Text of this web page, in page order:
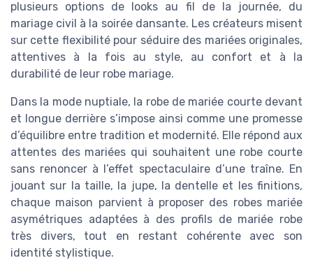
plusieurs options de looks au fil de la journée, du
mariage civil à la soirée dansante. Les créateurs misent
sur cette flexibilité pour séduire des mariées originales,
attentives à la fois au style, au confort et à la
durabilité de leur robe mariage.
Dans la mode nuptiale, la robe de mariée courte devant
et longue derrière s’impose ainsi comme une promesse
d’équilibre entre tradition et modernité. Elle répond aux
attentes des mariées qui souhaitent une robe courte
sans renoncer à l’effet spectaculaire d’une traîne. En
jouant sur la taille, la jupe, la dentelle et les finitions,
chaque maison parvient à proposer des robes mariée
asymétriques adaptées à des profils de mariée robe
très divers, tout en restant cohérente avec son
identité stylistique.